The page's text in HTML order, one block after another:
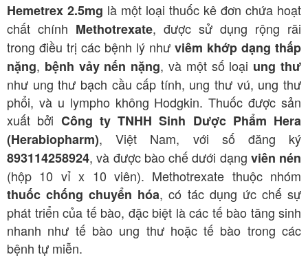
Hemetrex 2.5mg là một loại thuốc kê đơn chứa hoạt
chất chính Methotrexate, được sử dụng rộng rãi
trong điều trị các bệnh lý như viêm khớp dạng thấp
nặng, bệnh vảy nến nặng, và một số loại ung thư
như ung thư bạch cầu cấp tính, ung thư vú, ung thư
phổi, và u lympho không Hodgkin. Thuốc được sản
xuất bởi Công ty TNHH Sinh Dược Phẩm Hera
(Herabiopharm), Việt Nam, với số đăng ký
893114258924, và được bào chế dưới dạng viên nén
(hộp 10 vỉ x 10 viên). Methotrexate thuộc nhóm
thuốc chống chuyển hóa, có tác dụng ức chế sự
phát triển của tế bào, đặc biệt là các tế bào tăng sinh
nhanh như tế bào ung thư hoặc tế bào trong các
bệnh tự miễn.